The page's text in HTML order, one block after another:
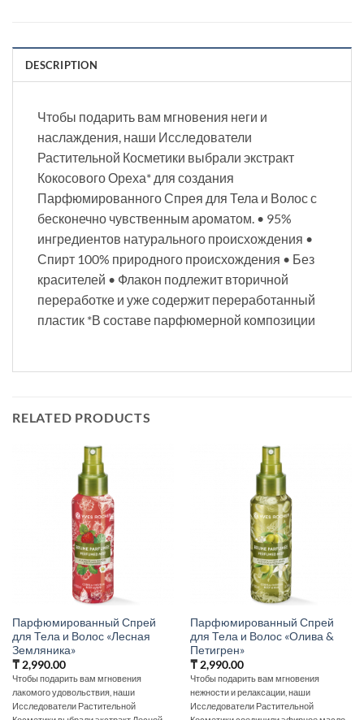
DESCRIPTION
Чтобы подарить вам мгновения неги и
наслаждения, наши Исследователи
Растительной Косметики выбрали экстракт
Кокосового Ореха* для создания
Парфюмированного Спрея для Тела и Волос с
бесконечно чувственным ароматом. • 95%
ингредиентов натурального происхождения •
Спирт 100% природного происхождения • Без
красителей • Флакон подлежит вторичной
переработке и уже содержит переработанный
пластик *В составе парфюмерной композиции
RELATED PRODUCTS
Парфюмированный Спрей
для Тела и Волос «Лесная
Земляника»
₸2,990.00
Чтобы подарить вам мгновения
лакомого удовольствия, наши
Исследователи Растительной
Парфюмированный Спрей
для Тела и Волос «Олива &
Петигрен»
₸2,990.00
Чтобы подарить вам мгновения
нежности и релаксации, наши
Исследователи Растительной